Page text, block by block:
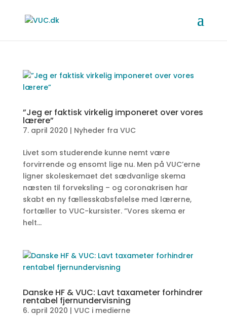
”Jeg er faktisk virkelig imponeret over vores
lærere”
7. april 2020 | Nyheder fra VUC
Livet som studerende kunne nemt være
forvirrende og ensomt lige nu. Men på VUC’erne
ligner skoleskemaet det sædvanlige skema
næsten til forveksling – og coronakrisen har
skabt en ny fællesskabsfølelse med lærerne,
fortæller to VUC-kursister. ”Vores skema er
helt...
Danske HF & VUC: Lavt taxameter forhindrer
rentabel fjernundervisning
6. april 2020 | VUC i medierne